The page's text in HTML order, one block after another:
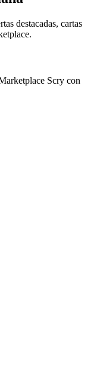
destacadas, cartas
Scry con